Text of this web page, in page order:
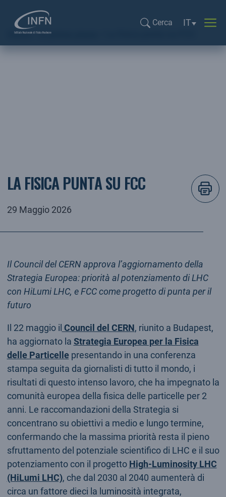
Cerca
Selezione
IT
Home
In primo piano
LA FISICA PUNTA SU FCC
29 Maggio 2026
Il Council del CERN approva l’aggiornamento della
Strategia Europea: priorità al potenziamento di LHC
con HiLumi LHC, e FCC come progetto di punta per il
futuro
Il 22 maggio il Council del CERN, riunito a Budapest,
ha aggiornato la Strategia Europea per la Fisica
delle Particellepresentando in una conferenza
stampa seguita da giornalisti di tutto il mondo, i
risultati di questo intenso lavoro, che ha impegnato la
comunità europea della fisica delle particelle per 2
anni. Le raccomandazioni della Strategia si
concentrano su obiettivi a medio e lungo termine,
confermando che la massima priorità resta il pieno
sfruttamento del potenziale scientifico di LHC e il suo
potenziamento con il progetto High-Luminosity LHC
(HiLumi LHC), che dal 2030 al 2040 aumenterà di
circa un fattore dieci la luminosità integrata,